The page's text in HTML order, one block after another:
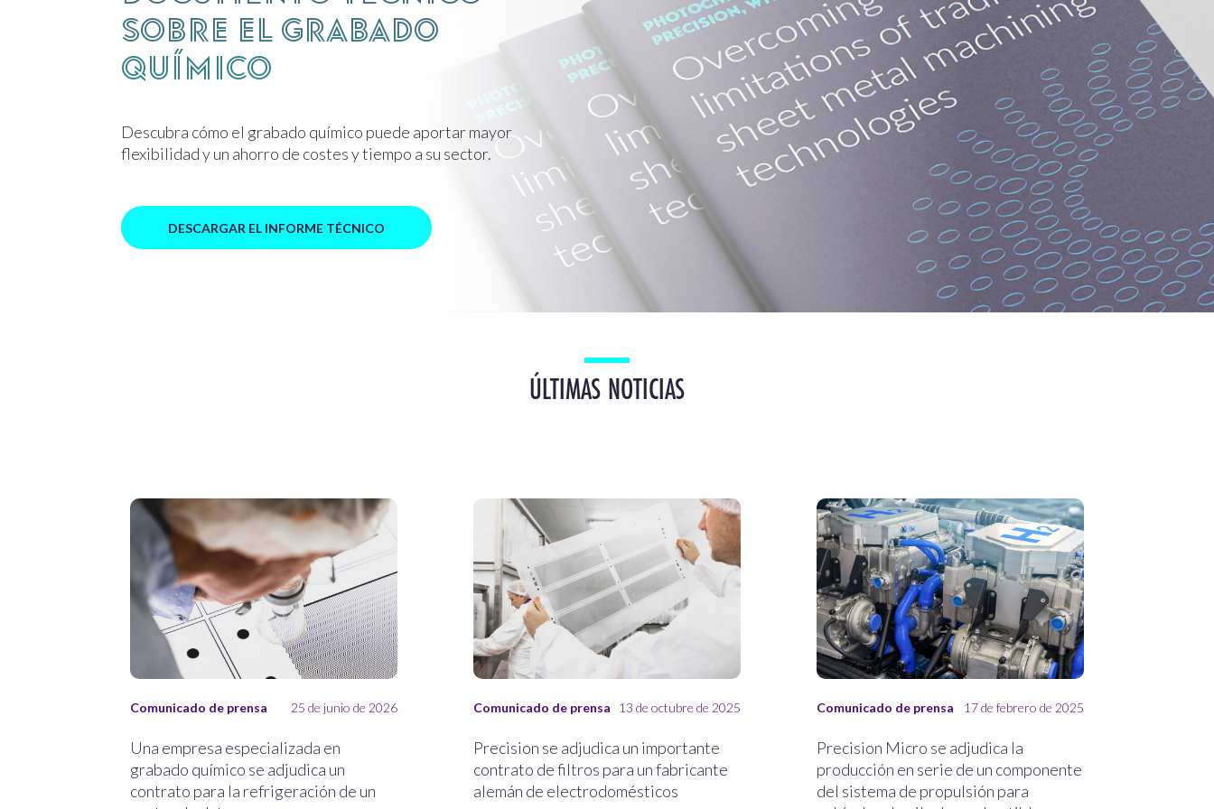
sobre el grabado
químico
Descubra cómo el grabado químico puede aportar mayor
flexibilidad y un ahorro de costes y tiempo a su sector.
DESCARGAR EL INFORME TÉCNICO
ÚLTIMAS NOTICIAS
Comunicado de prensa 25 de junio de 2026
Una empresa especializada en
grabado químico se adjudica un
contrato para la refrigeración de un
Comunicado de prensa 13 de octubre de 2025
Precision se adjudica un importante
contrato de filtros para un fabricante
alemán de electrodomésticos
Comunicado de prensa 17 de febrero de 2025
Precision Micro se adjudica la
producción en serie de un componente
del sistema de propulsión para